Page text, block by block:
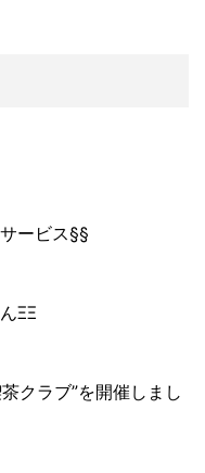
ービス§§
ΞΞ
クラブ”を開催しまし